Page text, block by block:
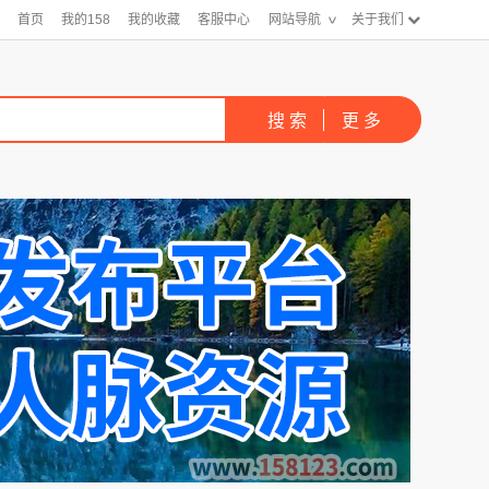
首页 我的158 我的收藏 客服中心 网站导航 关于我们